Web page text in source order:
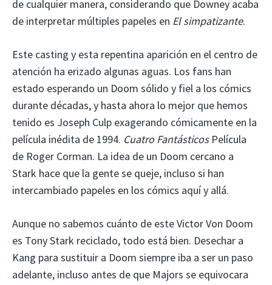
de cualquier manera, considerando que Downey acaba
de interpretar múltiples papeles en El simpatizante.
Este casting y esta repentina aparición en el centro de
atención ha erizado algunas aguas. Los fans han
estado esperando un Doom sólido y fiel a los cómics
durante décadas, y hasta ahora lo mejor que hemos
tenido es Joseph Culp exagerando cómicamente en la
película inédita de 1994. Cuatro FantásticosPelícula
de Roger Corman. La idea de un Doom cercano a
Stark hace que la gente se queje, incluso si han
intercambiado papeles en los cómics aquí y allá.
Aunque no sabemos cuánto de este Victor Von Doom
es Tony Stark reciclado, todo está bien. Desechar a
Kang para sustituir a Doom siempre iba a ser un paso
adelante, incluso antes de que Majors se equivocara